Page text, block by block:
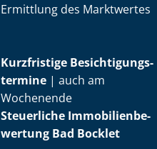
Ermittlung des Marktwertes
Kurzfristige Be­sich­ti­gungs­
ter­mi­ne | auch am
Wochenende
Steuerliche Im­mo­bi­li­en­be­
wer­tung Bad Bocklet